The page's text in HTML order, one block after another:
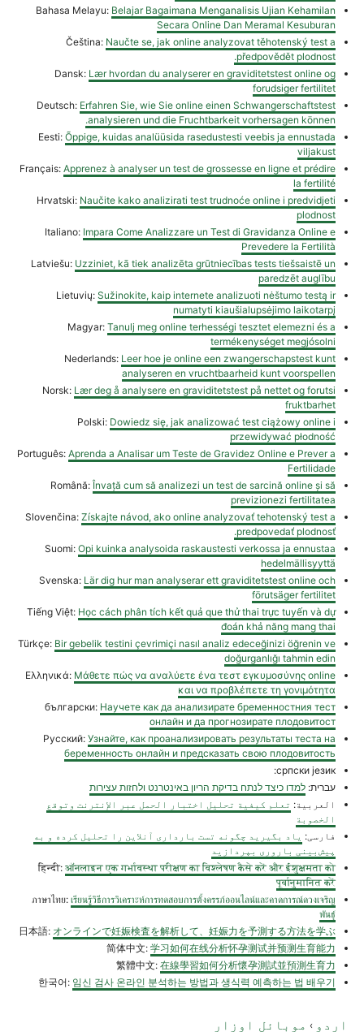
Bahasa Melayu: Belajar Bagaimana Menganalisis Ujian Kehamilan
Secara Online Dan Meramal Kesuburan
Čeština: Naučte se, jak online analyzovat těhotenský test a
předpovědět plodnost.
Dansk: Lær hvordan du analyserer en graviditetstest online og
forudsiger fertilitet
Deutsch: Erfahren Sie, wie Sie online einen Schwangerschaftstest
analysieren und die Fruchtbarkeit vorhersagen können.
Eesti: Õppige, kuidas analüüsida rasedustesti veebis ja ennustada
viljakust
Français: Apprenez à analyser un test de grossesse en ligne et prédire
la fertilité
Hrvatski: Naučite kako analizirati test trudnoće online i predvidjeti
plodnost
Italiano: Impara Come Analizzare un Test di Gravidanza Online e
Prevedere la Fertilità
Latviešu: Uzziniet, kā tiek analizēta grūtniecības tests tiešsaistē un
paredzēt auglību
Lietuvių: Sužinokite, kaip internete analizuoti nėštumo testą ir
numatyti kiaušialupsėjimo laikotarpį
Magyar: Tanulj meg online terhességi tesztet elemezni és a
termékenységet megjósolni
Nederlands: Leer hoe je online een zwangerschapstest kunt
analyseren en vruchtbaarheid kunt voorspellen
Norsk: Lær deg å analysere en graviditetstest på nettet og forutsi
fruktbarhet
Polski: Dowiedz się, jak analizować test ciążowy online i
przewidywać płodność
Português: Aprenda a Analisar um Teste de Gravidez Online e Prever a
Fertilidade
Română: Învață cum să analizezi un test de sarcină online și să
previzionezi fertilitatea
Slovenčina: Získajte návod, ako online analyzovať tehotenský test a
predpovedať plodnosť.
Suomi: Opi kuinka analysoida raskaustesti verkossa ja ennustaa
hedelmällisyyttä
Svenska: Lär dig hur man analyserar ett graviditetstest online och
förutsäger fertilitet
Tiếng Việt: Học cách phân tích kết quả que thử thai trực tuyến và dự
đoán khả năng mang thai
Türkçe: Bir gebelik testini çevrimiçi nasıl analiz edeceğinizi öğrenin ve
doğurganlığı tahmin edin
Ελληνικά: Μάθετε πώς να αναλύετε ένα τεστ εγκυμοσύνης online
και να προβλέπετε τη γονιμότητα
български: Научете как да анализирате бременностния тест
онлайн и да прогнозирате плодовитост
Русский: Узнайте, как проанализировать результаты теста на
беременность онлайн и предсказать свою плодовитость
српски језик:
עברית: למדו כיצד לנתח בדיקת הריון באינטרנט ולחזות עצירות
العربية: تعلم كيفية تحليل اختبار الحمل عبر الإنترنت وتوقع
الخصوبة
فارسی: یاد بگیرید چگونه تست بارداری آنلاین را تحلیل کرده و به
پیش‌بینی باروری بپردازید
हिन्दी: ऑनलाइन एक गर्भावस्था परीक्षण का विश्लेषण कैसे करें और ईशुक्षमता को
पूर्वानुमानित करें
ภาษาไทย: เรียนรู้วิธีการวิเคราะห์การทดสอบการตั้งครรภ์ออนไลน์และคาดการณ์ดวงเจริญ
พันธุ์
日本語: オンラインで妊娠検査を解析して、妊娠力を予測する方法を学ぶ
简体中文: 学习如何在线分析怀孕测试并预测生育能力
繁體中文: 在線學習如何分析懷孕測試並預測生育力
한국어: 임신 검사 온라인 분석하는 방법과 생식력 예측하는 법 배우기
اردو › موبائل اوزار